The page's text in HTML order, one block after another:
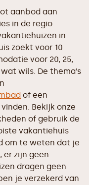
aanbod aan
in de regio
in
zoekt voor 10
voor 20, 25,
wils. De thema’s
of een
Bekijk onze
of gebruik de
vakantiehuis
om te weten dat je
er zijn geen
dragen geen
je verzekerd van